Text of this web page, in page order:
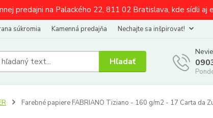
predajni na Palackého 22, 811 02 Bratislava, kde sídli aj
súkromia Kamenná predajňa Nechajte sa inšpirovať!
Hľadať
Farebné papiere FABRIANO Tiziano - 160 g/m2 - 17 Carta da